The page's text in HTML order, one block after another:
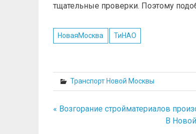
тщательные проверки. Поэтому
НоваяМосква ТиНАО
Транспорт Новой Москвы
Навигация
« Возгорание стройматериалов
В